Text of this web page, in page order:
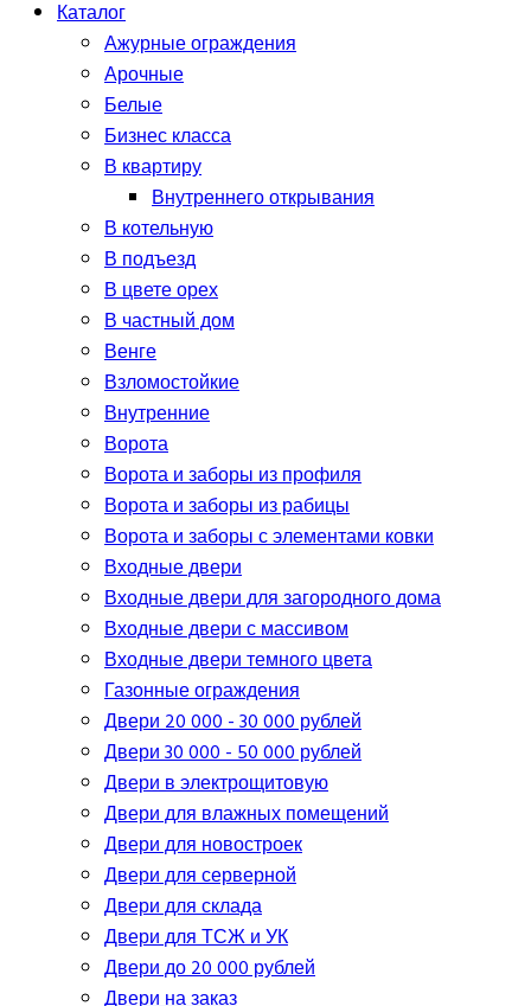
Каталог
Ажурные ограждения
Арочные
Белые
Бизнес класса
В квартиру
Внутреннего открывания
В котельную
В подъезд
В цвете орех
В частный дом
Венге
Взломостойкие
Внутренние
Ворота
Ворота и заборы из профиля
Ворота и заборы из рабицы
Ворота и заборы с элементами ковки
Входные двери
Входные двери для загородного дома
Входные двери с массивом
Входные двери темного цвета
Газонные ограждения
Двери 20 000 - 30 000 рублей
Двери 30 000 - 50 000 рублей
Двери в электрощитовую
Двери для влажных помещений
Двери для новостроек
Двери для серверной
Двери для склада
Двери для ТСЖ и УК
Двери до 20 000 рублей
Двери на заказ